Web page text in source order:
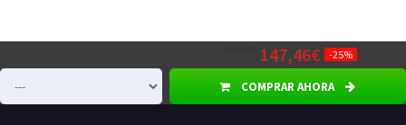
147,46€ -25%
COMPRAR AHORA